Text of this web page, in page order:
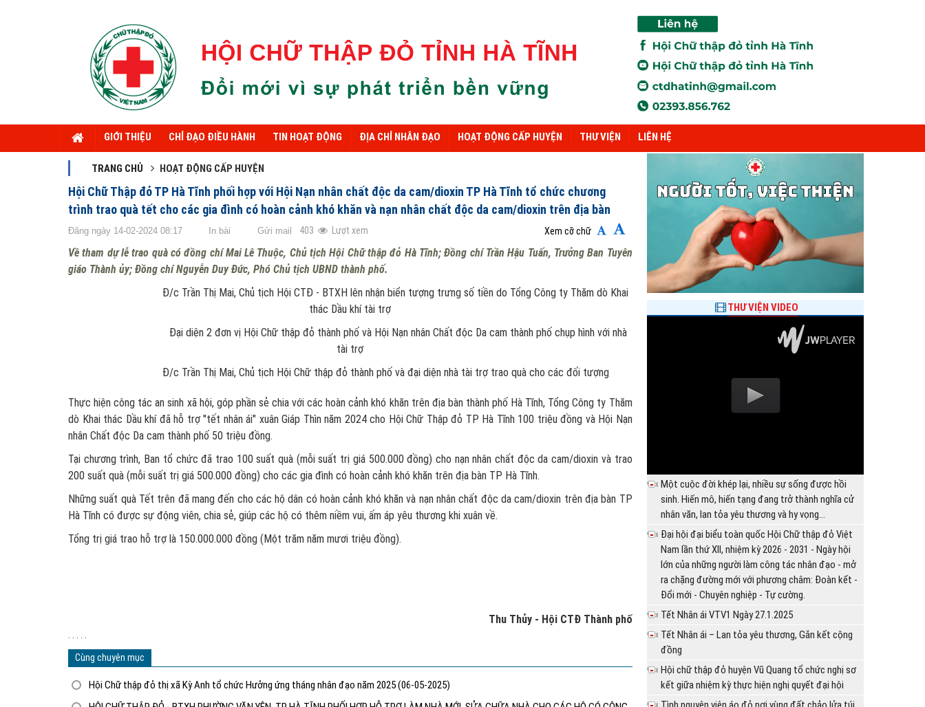
GIỚI THIỆU CHỈ ĐẠO ĐIỀU HÀNH TIN HOẠT ĐỘNG ĐỊA CHỈ NHÂN ĐẠO HOẠT ĐỘNG CẤP HUYỆN THƯ VIỆN LIÊN HỆ
TRANG CHỦ HOẠT ĐỘNG CẤP HUYỆN
Hội Chữ Thập đỏ TP Hà Tĩnh phối hợp với Hội Nạn nhân chất độc da cam/dioxin TP Hà Tĩnh tổ chức chương
trình trao quà tết cho các gia đình có hoàn cảnh khó khăn và nạn nhân chất độc da cam/dioxin trên địa bàn
Đăng ngày 14-02-2024 08:17 In bài Gửi mail 403 Lượt xem Xem cỡ chữ
Về tham dự lễ trao quà có đồng chí Mai Lê Thuộc, Chủ tịch Hội Chữ thập đỏ Hà Tĩnh; Đồng chí Trần Hậu Tuấn, Trưởng Ban Tuyên
giáo Thành ủy; Đồng chí Nguyễn Duy Đức, Phó Chủ tịch UBND thành phố.
Đ/c Trần Thị Mai, Chủ tịch Hội CTĐ - BTXH lên nhận biển tượng trưng số tiền do Tổng Công ty Thăm dò Khai
thác Dầu khí tài trợ
Đại diện 2 đơn vị Hội Chữ thập đỏ thành phố và Hội Nạn nhân Chất độc Da cam thành phố chụp hình với nhà
tài trợ
Đ/c Trần Thị Mai, Chủ tịch Hội Chữ thập đỏ thành phố và đại diện nhà tài trợ trao quà cho các đối tượng
Thực hiện công tác an sinh xã hội, góp phần sẻ chia với các hoàn cảnh khó khăn trên địa bàn thành phố Hà Tĩnh, Tổng Công ty Thăm
dò Khai thác Dầu khí đã hỗ trợ "tết nhân ái" xuân Giáp Thìn năm 2024 cho Hội Chữ Thập đỏ TP Hà Tĩnh 100 triệu đồng và Hội Nạn
nhân Chất độc Da cam thành phố 50 triệu đồng.
Tại chương trình, Ban tổ chức đã trao 100 suất quà (mỗi suất trị giá 500.000 đồng) cho nạn nhân chất độc da cam/dioxin và trao
200 suất quà (mỗi suất trị giá 500.000 đồng) cho các gia đình có hoàn cảnh khó khăn trên địa bàn TP Hà Tĩnh.
Những suất quà Tết trên đã mang đến cho các hộ dân có hoàn cảnh khó khăn và nạn nhân chất độc da cam/dioxin trên địa bàn TP
Hà Tĩnh có được sự động viên, chia sẻ, giúp các hộ có thêm niềm vui, ấm áp yêu thương khi xuân về.
Tổng trị giá trao hỗ trợ là 150.000.000 đồng (Một trăm năm mươi triệu đồng).
Thu Thủy - Hội CTĐ Thành phố
Cùng chuyên mục
Hội Chữ thập đỏ thị xã Kỳ Anh tổ chức Hưởng ứng tháng nhân đạo năm 2025(06-05-2025)
THƯ VIỆN VIDEO
Một cuộc đời khép lại, nhiều sự sống được hồi
sinh. Hiến mô, hiến tạng đang trở thành nghĩa cử
nhân văn, lan tỏa yêu thương và hy vọng...
Đại hội đại biểu toàn quốc Hội Chữ thập đỏ Việt
Nam lần thứ XII, nhiệm kỳ 2026 - 2031 - Ngày hội
lớn của những người làm công tác nhân đạo - mở
ra chặng đường mới với phương châm: Đoàn kết -
Đổi mới - Chuyên nghiệp - Tự cường.
Tết Nhân ái VTV1 Ngày 27.1.2025
Tết Nhân ái – Lan tỏa yêu thương, Gắn kết cộng
đồng
Hội chữ thập đỏ huyện Vũ Quang tổ chức nghị sơ
kết giữa nhiệm kỳ thực hiện nghị quyết đại hội